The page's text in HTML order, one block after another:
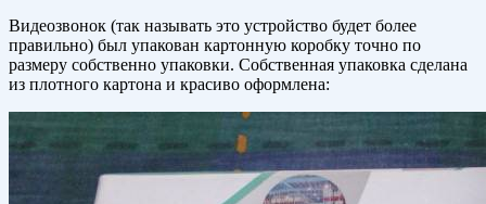
Видеозвонок (так называть это устройство будет более
правильно) был упакован картонную коробку точно по
размеру собственно упаковки. Собственная упаковка сделана
из плотного картона и красиво оформлена: